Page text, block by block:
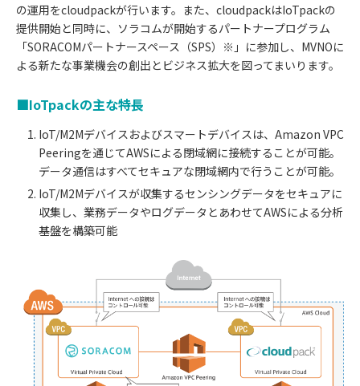
の運用をcloudpackが行います。また、cloudpackはIoTpackの
提供開始と同時に、ソラコムが開始するパートナープログラム
「SORACOMパートナースペース（SPS）※」に参加し、MVNOに
よる新たな事業機会の創出とビジネス拡大を図ってまいります。
■IoTpackの主な特長
IoT/M2Mデバイスおよびスマートデバイスは、Amazon VPC
Peeringを通じてAWSによる閉域網に接続することが可能。
データ通信はすべてセキュアな閉域網内で行うことが可能。
IoT/M2Mデバイスが収集するセンシングデータをセキュアに
収集し、業務データやログデータとあわせてAWSによる分析
基盤を構築可能